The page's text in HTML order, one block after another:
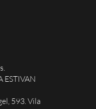
ESTIVAN
593. Vila